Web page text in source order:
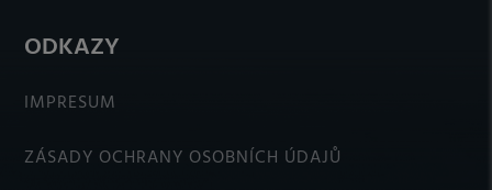
ODKAZY
IMPRESUM
ZÁSADY OCHRANY OSOBNÍCH ÚDAJŮ